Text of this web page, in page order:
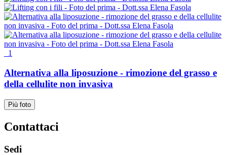
1
Alternativa alla liposuzione - rimozione del grasso e
della cellulite non invasiva
Più foto
Contattaci
Sedi